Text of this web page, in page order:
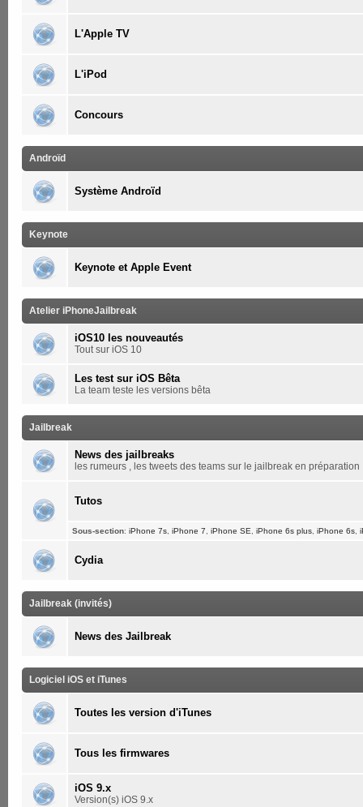
L'Apple TV
L'iPod
Concours
Androïd
Système Androïd
Keynote
Keynote et Apple Event
Atelier iPhoneJailbreak
iOS10 les nouveautés
Tout sur iOS 10
Les test sur iOS Bêta
La team teste les versions bêta
Jailbreak
News des jailbreaks
les rumeurs , les tweets des teams sur le jailbreak en préparation
Tutos
Sous-section: iPhone 7s iPhone 7 iPhone SE iPhone 6s plus iPhone 6s
Cydia
Jailbreak (invités)
News des Jailbreak
Logiciel iOS et iTunes
Toutes les version d'iTunes
Tous les firmwares
iOS 9.x
Version(s) iOS 9.x